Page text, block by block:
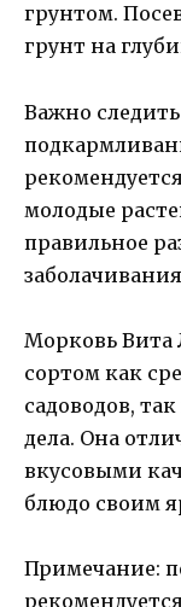
грунтом.
грунт на
Важно
молодые
правильное
Морковь Вита
сортом как
садоводов,
дела. Она
вкусовыми
блюдо своим
Примечание: